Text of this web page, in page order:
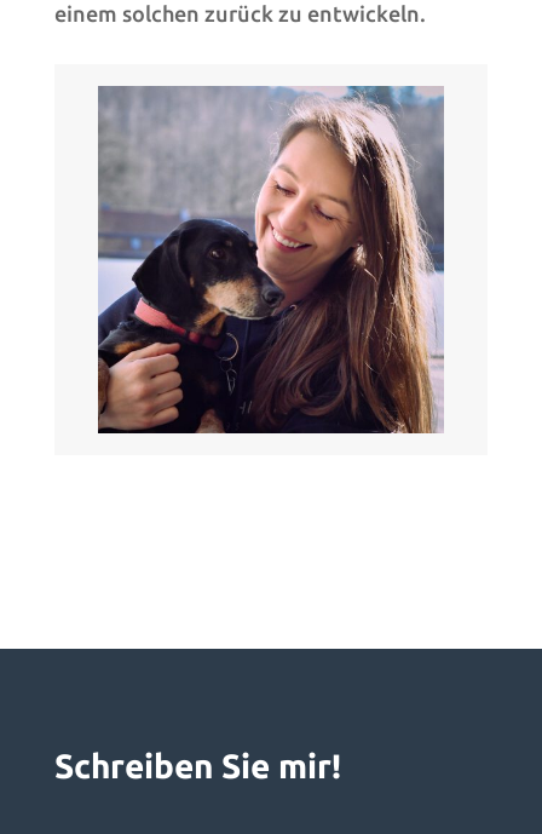
einem solchen zurück zu entwickeln.
Schreiben Sie mir!